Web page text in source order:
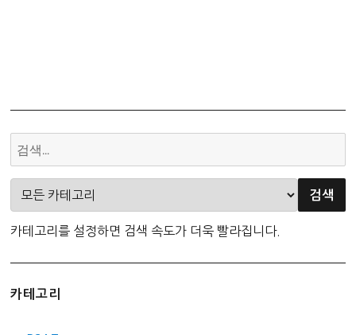
카테고리를 설정하면 검색 속도가 더욱 빨라집니다.
카테고리